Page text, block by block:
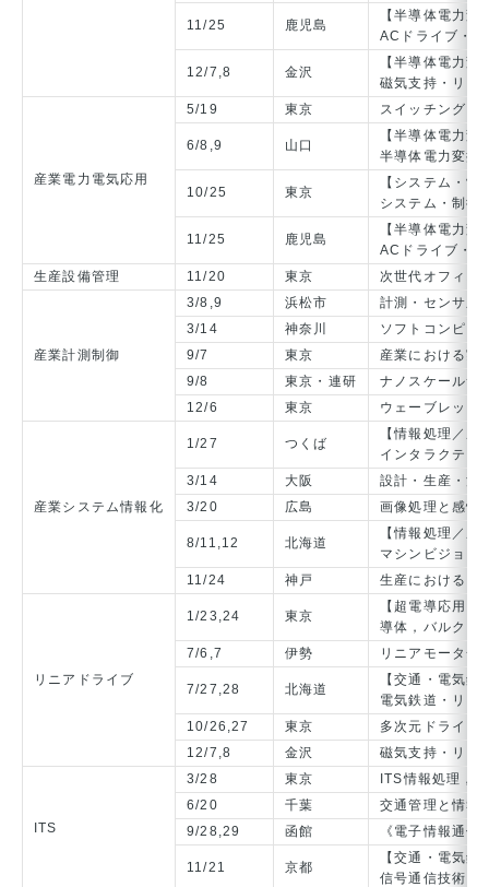
11/25 鹿児島
【半導体電力
ACドライブ・
12/7,8 金沢
【半導体電力
磁気支持・リニ
産業電力電気応用
5/19 東京 スイッチング電
6/8,9 山口
【半導体電力
半導体電力変換
10/25 東京
【システム・
システム・制御
11/25 鹿児島
【半導体電力
ACドライブ・
生産設備管理
11/20 東京 次世代オフィス
産業計測制御
3/8,9 浜松市
計測・センサ応
3/14
神奈川
ソフトコンピュ
9/7
東京
産業における実
9/8
東京・連研
ナノスケールサ
12/6
東京 ウェーブレット
産業システム情報化
1/27 つくば
【情報処理／
インタラクティ
3/14
大阪
設計・生産・流
3/20
広島 画像処理と感性
8/11,12 北海道
【情報処理／
マシンビジョン
11/24
神戸 生産におけるヒ
リニアドライブ
1/23,24 東京
【超電導応用
導体，バルク，
7/6,7
伊勢 リニアモータ一
7/27,28 北海道
【交通・電気
電気鉄道・リニ
10/26,27
東京
多次元ドライブ
12/7,8
金沢 磁気支持・リニ
ITS
3/28 東京
ITS情報処理，
6/20
千葉
交通管理と情報
9/28,29
函館 《電子情報通
11/21 京都
【交通・電気
信号通信技術＋